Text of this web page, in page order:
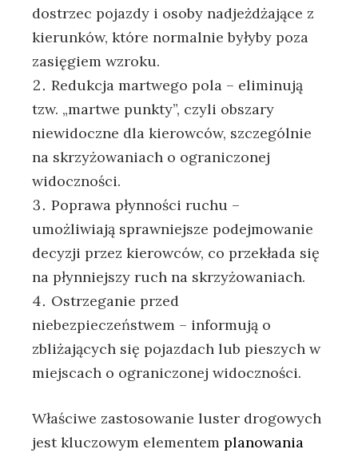
dostrzec pojazdy i osoby nadjeżdżające z
kierunków, które normalnie byłyby poza
zasięgiem wzroku.
Redukcja martwego pola – eliminują
tzw. „martwe punkty”, czyli obszary
niewidoczne dla kierowców, szczególnie
na skrzyżowaniach o ograniczonej
widoczności.
Poprawa płynności ruchu –
umożliwiają sprawniejsze podejmowanie
decyzji przez kierowców, co przekłada się
na płynniejszy ruch na skrzyżowaniach.
Ostrzeganie przed
niebezpieczeństwem – informują o
zbliżających się pojazdach lub pieszych w
miejscach o ograniczonej widoczności.
Właściwe zastosowanie luster drogowych
jest kluczowym elementemplanowania